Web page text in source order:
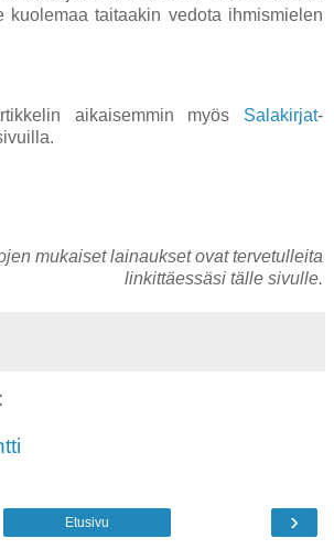
kuolemaa taitaakin vedota ihmismielen
aikaisemmin myös Salakirjat-
mukaiset lainaukset ovattervetulleita
linkittäessäsi tälle sivulle.
›
Etusivu